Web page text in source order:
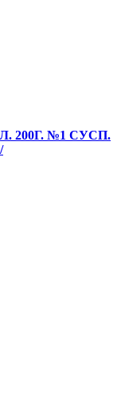
200Г. №1 СУСП.